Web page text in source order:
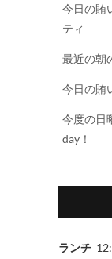
今日の賄
ティ
最近の朝
今日の
今度の日
day！
ランチ